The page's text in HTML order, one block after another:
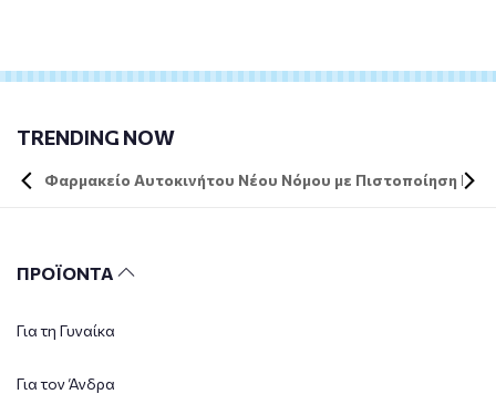
TRENDING NOW
Φαρμακείο Αυτοκινήτου Νέου Νόμου με Πιστοποίηση DIN
ΠΡΟΪΟΝΤΑ
Για τη Γυναίκα
Για τον Άνδρα